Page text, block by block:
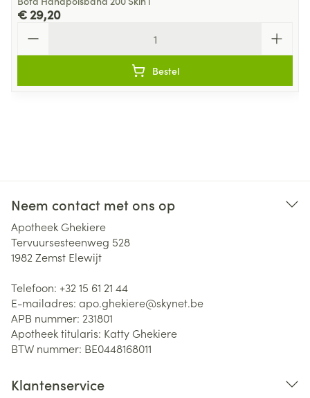
€ 29,20
Bestel
Neem contact met ons op
Apotheek Ghekiere
Tervuursesteenweg 528
1982 Zemst Elewijt
Telefoon: +32 15 61 21 44
E-mailadres: apo.ghekiere@skynet.be
APB nummer: 231801
Apotheek titularis: Katty Ghekiere
BTW nummer: BE0448168011
Klantenservice